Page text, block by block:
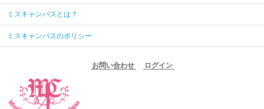
ミスキャンパスとは？
ミスキャンパスのポリシー
お問い合わせ ログイン